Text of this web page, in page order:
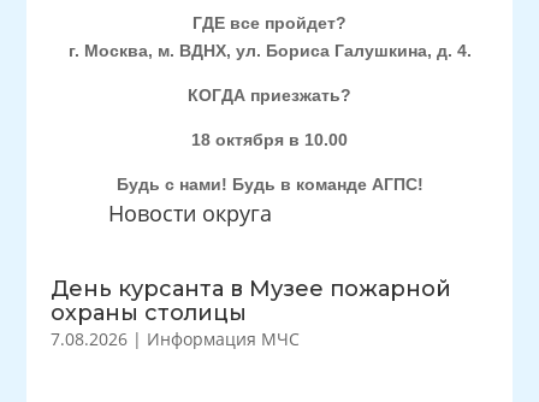
Новости округа
День курсанта в Музее пожарной
охраны столицы
7.08.2026 | Информация МЧС
ГДЕ все пройдет?
г. Москва, м. ВДНХ, ул. Бориса Галушкина, д. 4.
КОГДА приезжать?
18 октября в 10.00
Будь с нами! Будь в команде АГПС!